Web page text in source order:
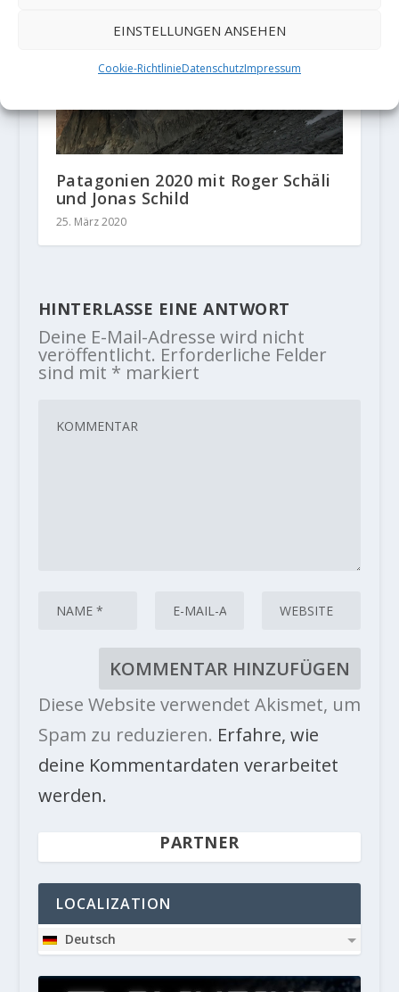
EINSTELLUNGEN ANSEHEN
Cookie-RichtlinieDatenschutzImpressum
Patagonien 2020 mit Roger Schäli
und Jonas Schild
25. März 2020
HINTERLASSE EINE ANTWORT
Deine E-Mail-Adresse wird nicht
veröffentlicht. Erforderliche Felder
sind mit * markiert
Diese Website verwendet Akismet, um
Spam zu reduzieren. Erfahre, wie
deine Kommentardaten verarbeitet
werden.
PARTNER
LOCALIZATION
Deutsch